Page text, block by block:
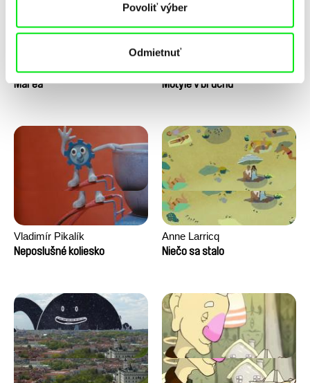
Povoliť výber
Odmietnuť
Giulia Martinelli
Marea
Miriam Lazrak
Motýle v bruchu
Vladimír Pikalík
Neposlušné koliesko
Anne Larricq
Niečo sa stalo